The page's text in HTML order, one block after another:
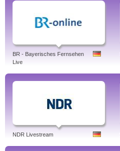
BR - Bayerisches Fernsehen
Live
NDR Livestream